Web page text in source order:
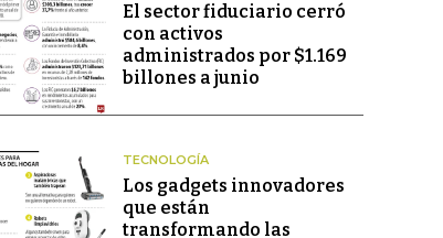
El sector fiduciario cerró
con activos
administrados por $1.169
billones a junio
TECNOLOGÍA
Los gadgets innovadores
que están
transformando las